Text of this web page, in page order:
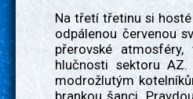
Na třetí třetinu si
odpálenou červenou
přerovské
hlučnosti sektoru
modrožlutým